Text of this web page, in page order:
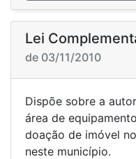
Lei
de 03/11/2010
Dispõe sobre a
área de
doação de imóvel
neste município.